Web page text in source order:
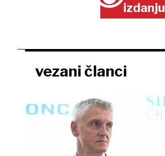
izdanju
vezani članci